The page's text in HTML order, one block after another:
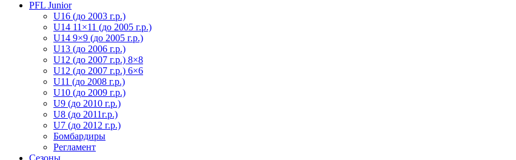
PFL Junior
U16 (до 2003 г.р.)
U14 11×11 (до 2005 г.р.)
U14 9×9 (до 2005 г.р.)
U13 (до 2006 г.р.)
U12 (до 2007 г.р.) 8×8
U12 (до 2007 г.р.) 6×6
U11 (до 2008 г.р.)
U10 (до 2009 г.р.)
U9 (до 2010 г.р.)
U8 (до 2011г.р.)
U7 (до 2012 г.р.)
Бомбардиры
Регламент
Сезоны